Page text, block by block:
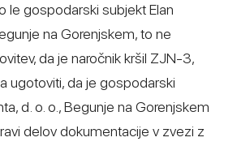
le gospodarski subjekt Elan
na Gorenjskem, to ne
da je naročnik kršil ZJN-3,
ugotoviti, da je gospodarski
d. o. o., Begunje na Gorenjskem
delov dokumentacije v zvezi z